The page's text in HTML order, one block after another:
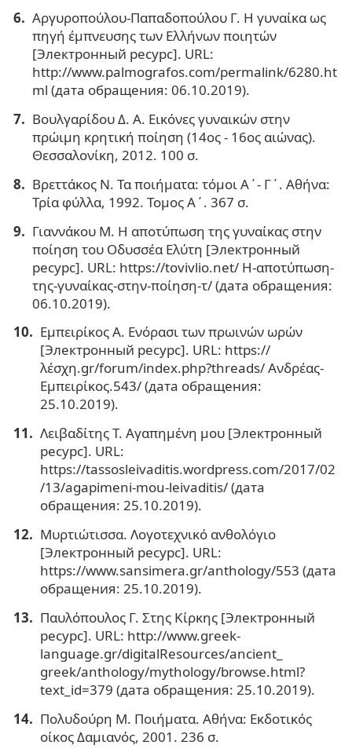
Αργυροπούλου-Παπαδοπούλου Γ. Η γυναίκα ως
πηγή έμπνευσης των Ελλήνων ποιητών
[Электронный ресурс]. URL:
http://www.palmografos.com/permalink/6280.ht
ml (дата обращения: 06.10.2019).
Βουλγαρίδου Δ. Α. Εικόνες γυναικών στην
πρώιμη κρητική ποίηση (14ος - 16ος αιώνας).
Θεσσαλονίκη, 2012. 100 σ.
Βρεττάκος Ν. Τα ποιήματα: τόμοι Α΄- Γ΄. Αθήνα:
Τρία φύλλα, 1992. Τομος Α΄. 367 σ.
Γιαννάκου Μ. Η αποτύπωση της γυναίκας στην
ποίηση του Οδυσσέα Ελύτη [Электронный
ресурс]. URL: https://tovivlio.net/ Η-αποτύπωση-
της-γυναίκας-στην-ποίηση-τ/ (дата обращения:
06.10.2019).
Εμπειρίκος Α. Ενόρασι των πρωινών ωρών
[Электронный ресурс]. URL: https://
λέσχη.gr/forum/index.php?threads/ Ανδρέας-
Εμπειρίκος.543/ (дата обращения:
25.10.2019).
Λειβαδίτης Τ. Αγαπημένη μου [Электронный
ресурс]. URL:
https://tassosleivaditis.wordpress.com/2017/02
/13/agapimeni-mou-leivaditis/ (дата
обращения: 25.10.2019).
Μυρτιώτισσα. Λογοτεχνικό ανθολόγιο
[Электронный ресурс]. URL:
https://www.sansimera.gr/anthology/553 (дата
обращения: 25.10.2019).
Παυλόπουλος Γ. Στης Κίρκης [Электронный
ресурс]. URL: http://www.greek-
language.gr/digitalResources/ancient_
greek/anthology/mythology/browse.html?
text_id=379 (дата обращения: 25.10.2019).
Πολυδούρη Μ. Ποιήματα. Αθήνα: Εκδοτικός
οίκος Δαμιανός, 2001. 236 σ.